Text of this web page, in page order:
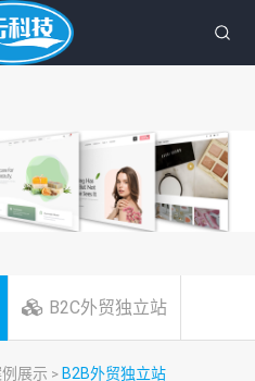
B2C外贸独立站
展示 > B2B外贸独立站